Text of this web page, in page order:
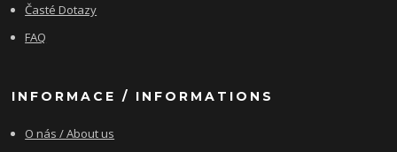
Časté Dotazy
FAQ
INFORMACE / INFORMATIONS
O nás / About us